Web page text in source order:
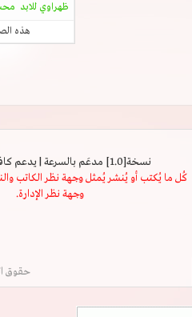
ظهراوي للابد
هذه
نسخة[1.0] مدعَم بالسرعة | يدعم كافة المتصفحات
كُل ما يُكتب أو يُنشر يُمثل وجهة نظر الكاتب
وجهة نظر الإدارة.
حقوق